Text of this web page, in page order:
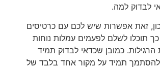
למה.
זאת אפשרות שיש לכם עם כרטיסים
תוכלו לשלם לפעמים עמלות נוחות
כמובן שכדאי לבדוק תמיד
תמיד על מקור אחד בלבד של